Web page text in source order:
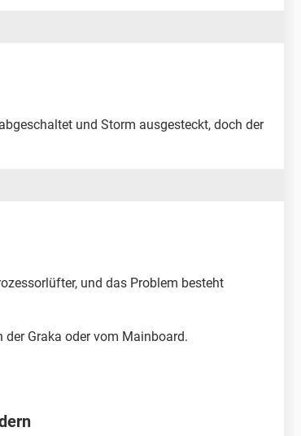
und Storm ausgesteckt, doch der
und das Problem besteht
Graka oder vom Mainboard.